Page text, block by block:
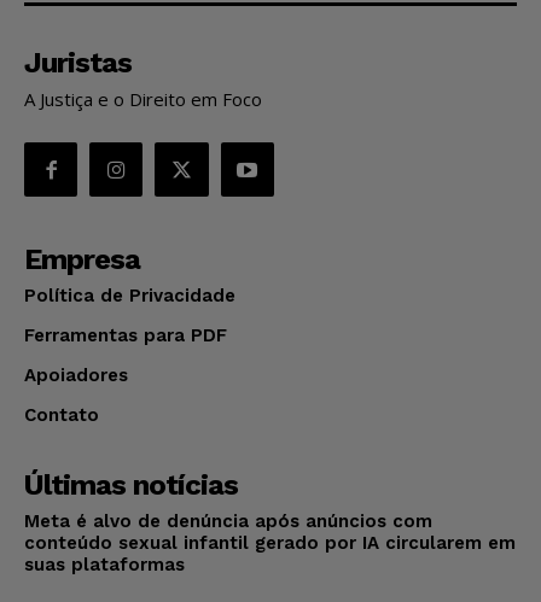
Juristas
A Justiça e o Direito em Foco
Empresa
Política de Privacidade
Ferramentas para PDF
Apoiadores
Contato
Últimas notícias
Meta é alvo de denúncia após anúncios com
conteúdo sexual infantil gerado por IA circularem em
suas plataformas